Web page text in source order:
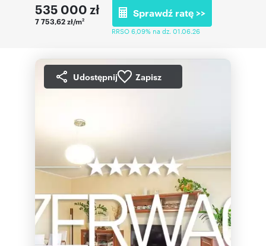
535 000 zł
7 753,62 zł/m2
Sprawdź ratę >>
RRSO 6,09% na dz. 01.06.26
Udostępnij Zapisz